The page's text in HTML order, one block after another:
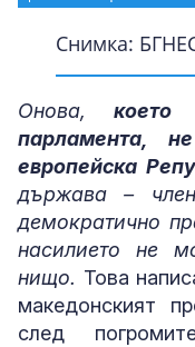
Снимка:
Снимка:
Снимка:
Снимка:
Снимка:
Снимка:
Снимка:
Снимка:
Снимка:
Снимка:
Снимка:
Снимка:
Онова, което
парламента,
европейска
държава –
демократично
насилието не
нищо. Това
македонският
след